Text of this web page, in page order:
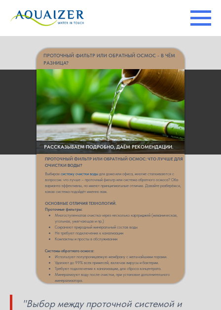
Главная → Новости →
Проточный фильтр или обратный осмос - в чём разница?
ПРОТОЧНЫЙ ФИЛЬТР ИЛИ ОБРАТНЫЙ ОСМОС - В ЧЁМ
РАЗНИЦА?
РАССКАЗЫВАЕМ ПОДРОБНО, ДАЁМ РЕКОМЕНДАЦИИ.
Выбирая систему очистки воды для дома или офиса, многие сталкиваются с
вопросом: что лучше – проточный фильтр или система обратного осмоса? Оба
варианта эффективны, но имеют принципиальные отличия. Давайте разберёмся,
какая система подойдёт именно вам.
ОСНОВНЫЕ ОТЛИЧИЯ ТЕХНОЛОГИЙ.
Проточные фильтры:
Многоступенчатая очистка через несколько картриджей (механическая,
угольная, умягчающая и пр.)
Сохраняют природный минеральный состав воды
Не требуют подключения к канализации
Компактны и просты в обслуживании
Системы обратного осмоса:
Используют полупроницаемую мембрану с мельчайшими порами.
Удаляют до 99% всех примесей, включая вирусы и бактерии.
Требуют подключения к канализации, для сброса концентрата.
Минерализуют воду после очистки, при установке дополнительного
минерализатора.
ПРОТОЧНЫЙ ФИЛЬТР ИЛИ ОБРАТНЫЙ ОСМОС: ЧТО ЛУЧШЕ ДЛЯ
ОЧИСТКИ ВОДЫ?
"Выбор между проточной системой и